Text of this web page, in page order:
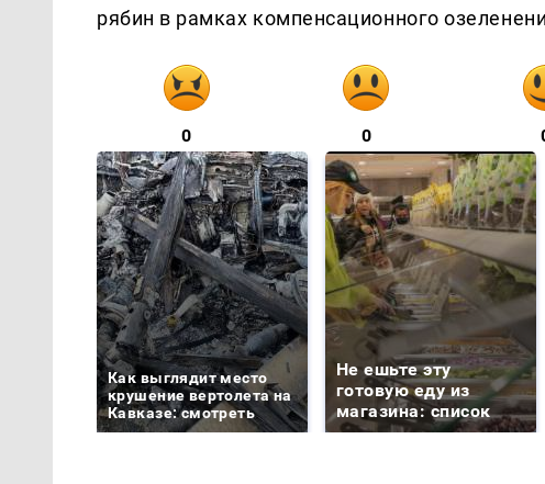
рябин в рамках компенсационного
0 0
Как выглядит место
крушение вертолета на
Кавказе: смотреть
Не ешьте эту
готовую еду из
магазина: список